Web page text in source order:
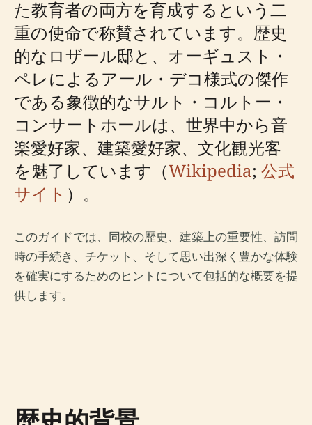
た教育者の両方を育成するという二
重の使命で称賛されています。歴史
的なロザール邸と、オーギュスト・
ペレによるアール・デコ様式の傑作
である象徴的なサルト・コルトー・
コンサートホールは、世界中から音
楽愛好家、建築愛好家、文化観光客
を魅了しています（Wikipedia; 公式
サイト ）。
このガイドでは、同校の歴史、建築上の重要性、訪問
時の手続き、チケット、そして思い出深く豊かな体験
を確実にするためのヒントについて包括的な概要を提
供します。